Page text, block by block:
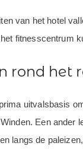
van het hotel
fitnesscentrum
rond het
uitvalsbasis
Een
langs de